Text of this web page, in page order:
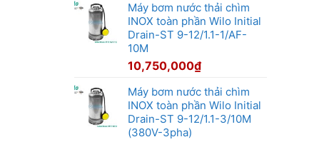
Máy bơm nước thải chìm
INOX toàn phần Wilo Initial
Drain-ST 9-12/1.1-1/AF-
10M
10,750,000₫
Máy bơm nước thải chìm
INOX toàn phần Wilo Initial
Drain-ST 9-12/1.1-3/10M
(380V-3pha)